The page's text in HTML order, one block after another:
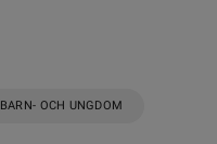
BARN- OCH UNGDOM